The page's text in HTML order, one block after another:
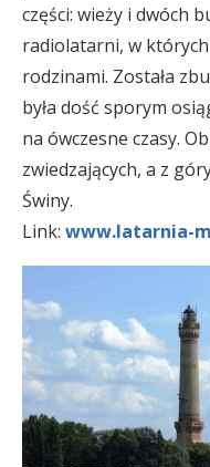
części: wieży i dwóch
radiolatarni, w
rodzinami. Została
była dość sporym
na ówczesne czasy.
zwiedzających, a z
Świny.
Link: www.latarnia-